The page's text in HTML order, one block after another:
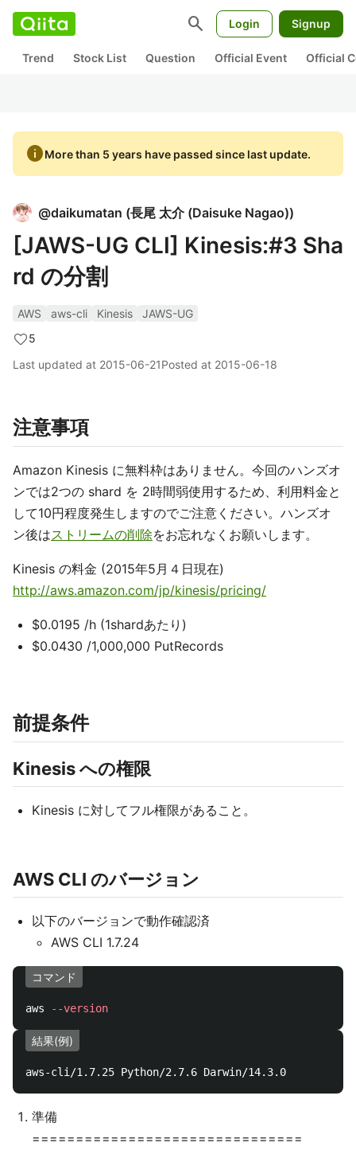
search Login Signup
Trend Stock List Question Official Event Official
infoMore than 5 years have passed since last update.
@daikumatan (長尾 太介 (Daisuke Nagao))
[JAWS-UG CLI] Kinesis:#3 Sha
rd の分割
AWS aws-cli Kinesis
JAWS-UG
5
Last updated at 2015-06-21Posted at 2015-06-18
注意事項
Amazon Kinesis に無料枠はありません。今回のハンズオ
ンでは2つの shard を 2時間弱使用するため、利用料金と
して10円程度発生しますのでご注意ください。ハンズオ
ン後はストリームの削除をお忘れなくお願いします。
Kinesis の料金 (2015年5月４日現在)
http://aws.amazon.com/jp/kinesis/pricing/
$0.0195 /h (1shardあたり)
$0.0430 /1,000,000 PutRecords
前提条件
Kinesis への権限
Kinesis に対してフル権限があること。
AWS CLI のバージョン
以下のバージョンで動作確認済
AWS CLI 1.7.24
コマンド
aws --version
結果(例)
準備
===============================